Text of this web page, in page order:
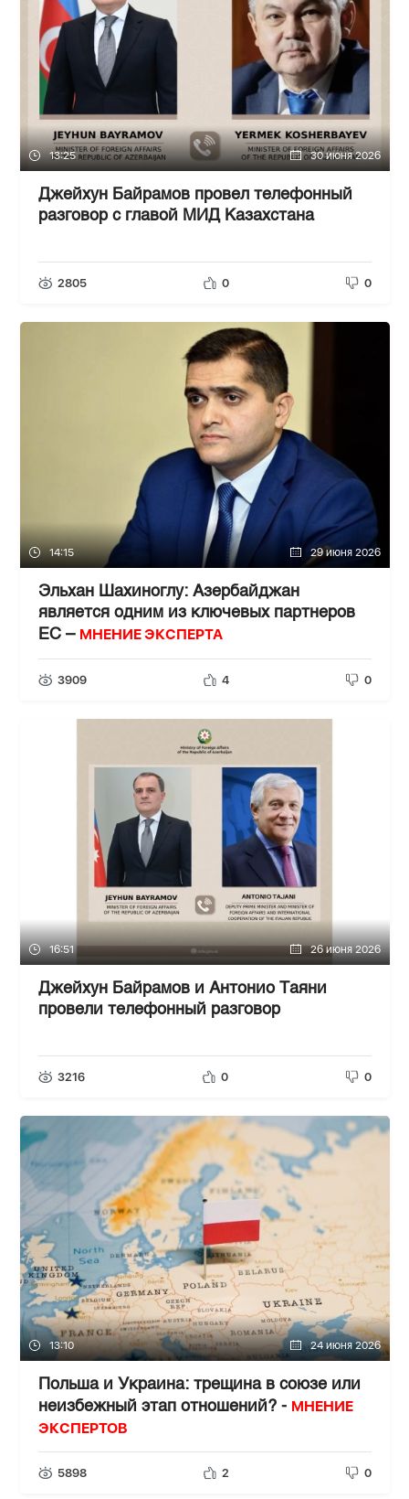
13:25 30 июня 2026
Джейхун Байрамов провел телефонный
разговор с главой МИД Казахстана
2805 0 0
14:15 29 июня 2026
Эльхан Шахиноглу: Азербайджан
является одним из ключевых партнеров
ЕС – МНЕНИЕ ЭКСПЕРТА
3909 4 0
16:51 26 июня 2026
Джейхун Байрамов и Антонио Таяни
провели телефонный разговор
3216 0 0
13:10 24 июня 2026
Польша и Украина: трещина в союзе или
неизбежный этап отношений? - МНЕНИЕ
ЭКСПЕРТОВ
5898 2 0